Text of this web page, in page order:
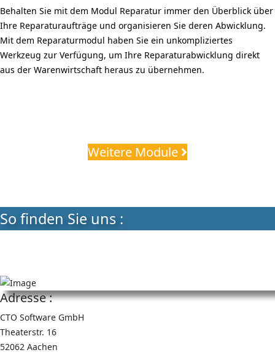
Behalten Sie mit dem Modul Reparatur immer den Überblick über
Ihre Reparaturaufträge und organisieren Sie deren Abwicklung.
Mit dem Reparaturmodul haben Sie ein unkompliziertes
Werkzeug zur Verfügung, um Ihre Reparaturabwicklung direkt
aus der Warenwirtschaft heraus zu übernehmen.
Weitere Module
So finden Sie uns :
Adresse :
CTO Software GmbH
Theaterstr. 16
52062 Aachen